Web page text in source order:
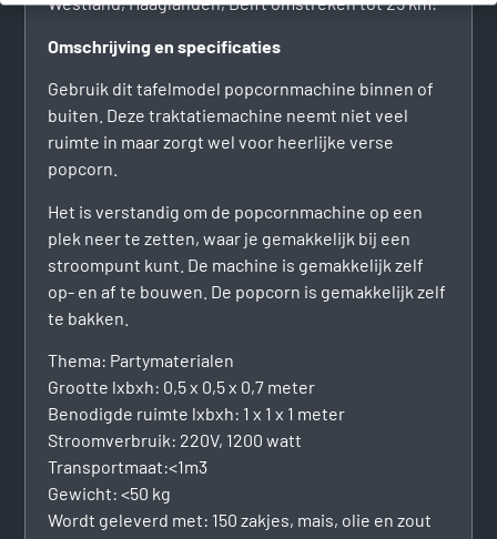
Omschrijving en specificaties
Gebruik dit tafelmodel popcornmachine binnen of
buiten. Deze traktatiemachine neemt niet veel
ruimte in maar zorgt wel voor heerlijke verse
popcorn.
Het is verstandig om de popcornmachine op een
plek neer te zetten, waar je gemakkelijk bij een
stroompunt kunt. De machine is gemakkelijk zelf
op- en af te bouwen. De popcorn is gemakkelijk zelf
te bakken.
Thema: Partymaterialen
Grootte lxbxh: 0,5 x 0,5 x 0,7 meter
Benodigde ruimte lxbxh: 1 x 1 x 1 meter
Stroomverbruik: 220V, 1200 watt
Transportmaat:<1m3
Gewicht: <50 kg
Wordt geleverd met: 150 zakjes, mais, olie en zout